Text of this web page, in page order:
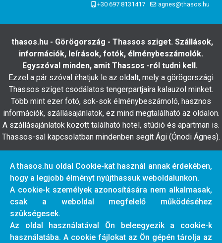
+30 697 8131417 agnes@thasos.hu
thasos.hu - Görögország - Thassos sziget. Szállások,
információk, leírások, fotók, élménybeszámolók.
Egyszóval minden, amit Thassos -ról tudni kell.
Ezzel a pár szóval írhatjuk le az oldalt, mely a görögországi
Thassos sziget csodálatos tengerpartjaira kalauzol minket.
Több mint ezer fotó, sok-sok élménybeszámoló, hasznos
információk, szállásajánlatok, ez mind megtalálható az oldalon.
A szállásajánlatok között található hotel, stúdió és apartman is.
Thassos-sal kapcsolatban mindenben segít Ági (Ónodi Ágnes).
Az oldalon található cikkek, szövegek szerzői jogvédelem
alatt állnak!
Felhasználásukhoz, átírásukhoz, más oldalakon
közlésükhöz az oldal tulajdonosának feltétlen írásbeli
hozzájárulása szükséges!
Tárhelyszolgáltatónk a www.tarhely.eu
A thasos.hu oldal Cookie-kat használ annak érdekében,
hogy a legjobb élményt nyújthassuk weboldalunkon.
A cookie-k személyek azonosítására nem alkalmasak,
csak a weboldal megfelelő működéséhez
szükségesek.
Az oldal használatával Ön beleegyezik a cookie-k
használatába. A cookie fájlokat az Ön gépén tárolja az